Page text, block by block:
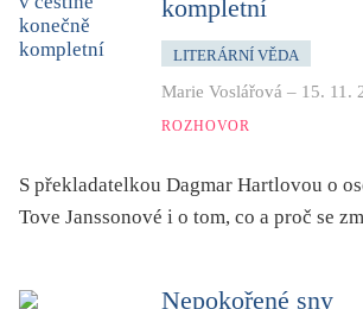
queer
sex
smrt
společnost
kompletní
LITERÁRNÍ VĚDA
Marie Voslářová – 15. 11.
ROZHOVOR
S překladatelkou Dagmar Hartlovou o
Tove Janssonové i o tom, co a proč se
Nepokořené sny